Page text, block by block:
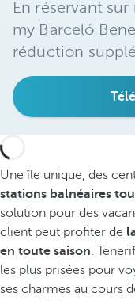
En réservant
my Barceló
réduction
Une île unique, des
stations balnéaires
solution pour des
client peut profiter de
en toute saison.
les plus prisées pour
ses charmes au cours